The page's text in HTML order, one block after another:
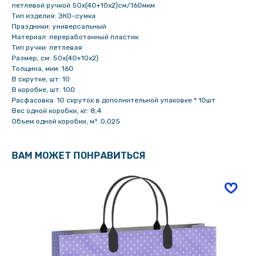
петлевой ручкой 50х(40+10х2)см/160мкм
Тип изделия: ЭКО-сумка
Праздники: универсальный
Материал: переработанный пластик
Тип ручки: петлевая
Размер, см: 50х(40+10х2)
Толщина, мкм: 160
В скрутке, шт: 10
В коробке, шт: 100
Расфасовка: 10 скруток в дополнительной упаковке * 10шт
Вес одной коробки, кг: 8,4
Объем одной коробки, м³: 0,025
ВАМ МОЖЕТ ПОНРАВИТЬСЯ